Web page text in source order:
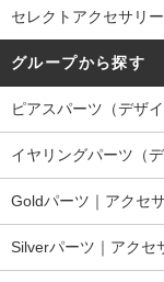
セレクトアクセサリー
グループから探す
ピアスパーツ（デザイ
イヤリングパーツ（デ
Goldパーツ｜アクセ
Silverパーツ｜アクセ